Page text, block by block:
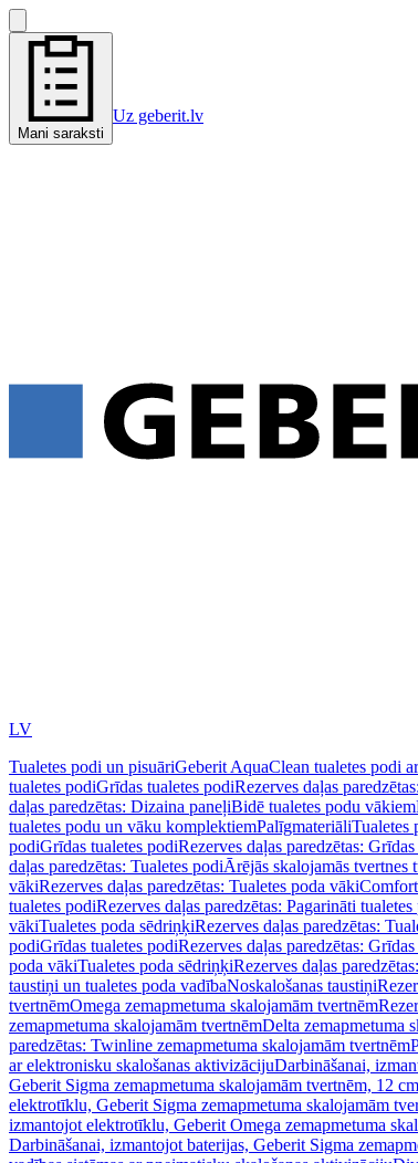
Mani saraksti
Uz geberit.lv
LV
Tualetes podi un pisuāriGeberit AquaClean tualetes podi
tualetes podiGrīdas tualetes podiRezerves daļas
daļas paredzētas: Dizaina paneļiBidē tualetes podu vākiem
tualetes podu un vāku komplektiemPalīgmateriāliTualetes
podiGrīdas tualetes podiRezerves daļas paredzētas:
daļas paredzētas: Tualetes podiĀrējās skalojamās tvertnes
vākiRezerves daļas paredzētas: Tualetes poda vāki
tualetes podiRezerves daļas paredzētas: Pagarināti tualetes
vākiTualetes poda sēdriņķiRezerves daļas paredzētas:
podiGrīdas tualetes podiRezerves daļas paredzētas:
poda vākiTualetes poda sēdriņķiRezerves daļas
taustiņi un tualetes poda vadībaNoskalošanas taustiņi
tvertnēmOmega zemapmetuma skalojamām tvertnēm
zemapmetuma skalojamām tvertnēmDelta zemapmetuma
paredzētas: Twinline zemapmetuma skalojamām tvertnēm
ar elektronisku skalošanas aktivizācijuDarbināšanai,
Geberit Sigma zemapmetuma skalojamām tvertnēm, 12 cm
elektrotīklu, Geberit Sigma zemapmetuma skalojamām
izmantojot elektrotīklu, Geberit Omega zemapmetuma
Darbināšanai, izmantojot baterijas, Geberit Sigma